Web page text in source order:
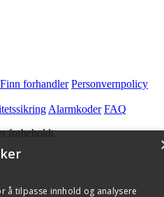
Finn forhandler Personvernpolicy
Alarmkoder FAQ
forbeholdt
å tilpasse innhold og analysere